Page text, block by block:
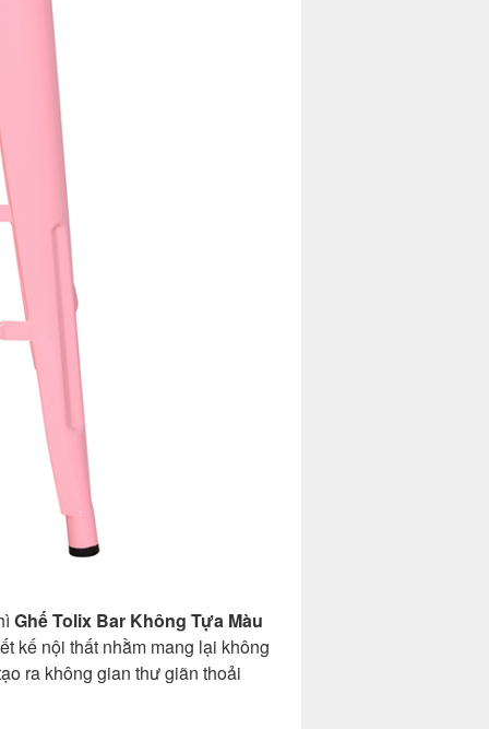
Ghế Tolix Bar Không Tựa Màu
kế nội thất nhằm mang lại không
ra không gian thư giãn thoải